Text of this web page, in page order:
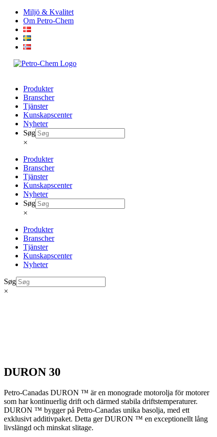
Skip
content
Miljö & Kvalitet
Om Petro-Chem
Produkter
Branscher
Tjänster
Kunskapscenter
Nyheter
Søg
×
Produkter
Branscher
Tjänster
Kunskapscenter
Nyheter
Søg
×
Produkter
Branscher
Tjänster
Kunskapscenter
Nyheter
Søg
×
DURON 30
Petro-Canadas DURON ™ är en monograde motorolja för motorer
som har kontinuerlig drift och därmed stabila driftstemperaturer.
DURON ™ bygger på Petro-Canadas unika basolja, med ett
exklusivt additivpaket. Detta ger DURON ™ en exceptionellt lång
livslängd och minskat slitage.